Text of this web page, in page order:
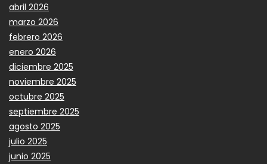
abril 2026
marzo 2026
febrero 2026
enero 2026
diciembre 2025
noviembre 2025
octubre 2025
septiembre 2025
agosto 2025
julio 2025
junio 2025